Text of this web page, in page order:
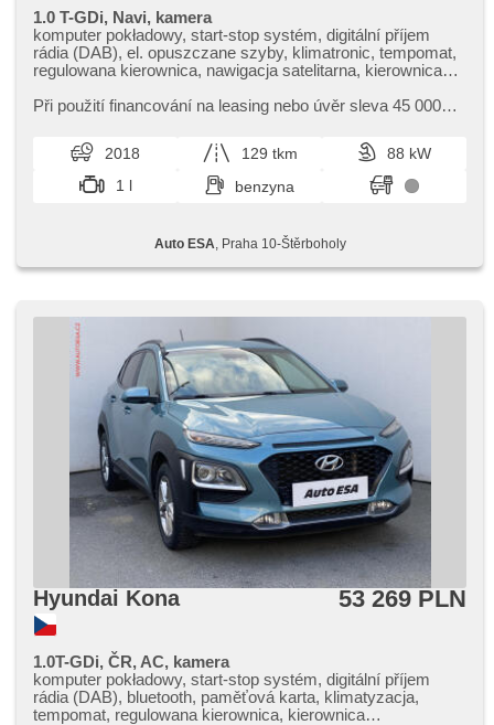
1.0 T-GDi, Navi, kamera
komputer pokładowy, start-stop systém, digitální příjem
rádia (DAB), el. opuszczane szyby, klimatronic, tempomat,
regulowana kierownica, nawigacja satelitarna, kierownica
manualna skrzynia biegów, wspomaganie układu
podwozia (ESP), czujnik deszczu, halogeny, ABS,
parkovací senzory zadní, isofix, parkovací kamera, 6x
poduszka powietrzna, asistent jízdy v jízdním pruhu
Při použití financování na leasing nebo úvěr sleva 45 000
hod. Kupujte vozy s garancí!
2018 129 tkm
88 kW
1 l
benzyna
Auto ESA , Praha 10-Štěrboholy
Hyundai Kona 53 269 PLN
1.0T-GDi, ČR, AC, kamera
komputer pokładowy, start-stop systém, digitální příjem
rádia (DAB), bluetooth, paměťová karta, klimatyzacja,
tempomat, regulowana kierownica, kierownica